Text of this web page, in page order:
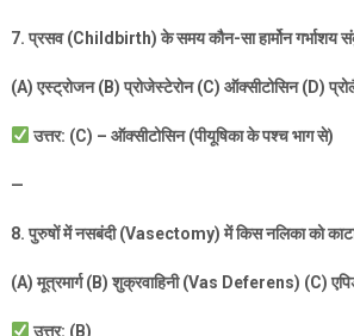
7.प्रसव (Childbirth)के समय कौन-सा हार्मोन गर्भाशय
(A)एस्ट्रोजन (B)प्रोजेस्टेरोन (C) ऑक्सीटोसिन (D)
उत्तर: (C) – ऑक्सीटोसिन (पीयूषिका के पश्च भाग से)
—
8.पुरुषों में नसबंदी (Vasectomy)में किस नलिका को
(A)मूत्रमार्ग (B)शुक्रवाहिनी (Vas Deferens) (C)
उत्तर: (B)